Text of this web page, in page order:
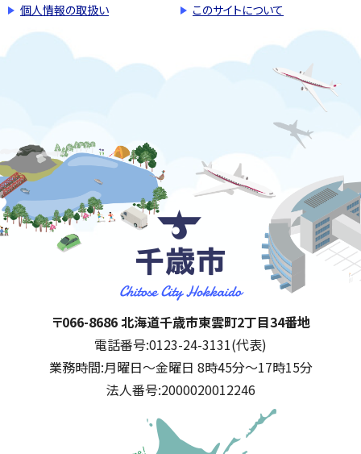
個人情報の取扱い
このサイトについて
千歳市
住所:
〒066-8686 北海道千歳市東雲町2丁目34番地
電話番号:0123-24-3131(代表)
業務時間:月曜日～金曜日 8時45分～17時15分
法人番号:2000020012246